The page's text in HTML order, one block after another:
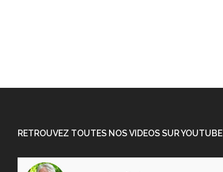
RETROUVEZ TOUTES NOS VIDEOS SUR YOUTUBE